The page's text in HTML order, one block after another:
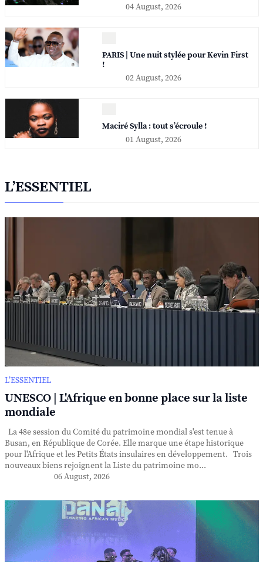
04 August, 2026
PARIS | Une nuit stylée pour Kevin First
!
02 August, 2026
Maciré Sylla : tout s’écroule !
01 August, 2026
L’ESSENTIEL
L’ESSENTIEL
UNESCO | L'Afrique en bonne place sur la liste
mondiale
La 48e session du Comité du patrimoine mondial s'est tenue à
Busan, en République de Corée. Elle marque une étape historique
pour l'Afrique et les Petits États insulaires en développement. Trois
nouveaux biens rejoignent la Liste du patrimoine mo...
06 August, 2026